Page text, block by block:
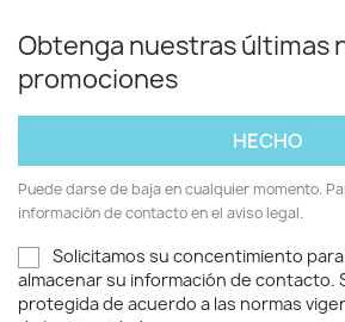
Obtenga nuestras últimas
promociones
Puede darse de baja en cualquier momento.
información de contacto en el aviso legal.
Solicitamos su concentimiento
almacenar su información de contacto.
protegida de acuerdo a las normas